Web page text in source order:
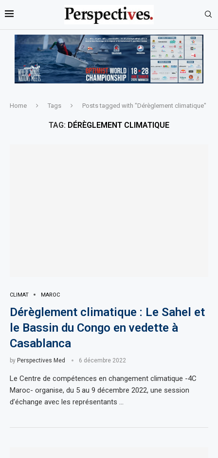
Home Tags Posts tagged with "Dérèglement climatique"
TAG: DÉRÈGLEMENT CLIMATIQUE
CLIMAT MAROC
Dérèglement climatique : Le Sahel et
le Bassin du Congo en vedette à
Casablanca
by Perspectives Med 6 décembre 2022
Le Centre de compétences en changement climatique -4C
Maroc- organise, du 5 au 9 décembre 2022, une session
d’échange avec les représentants …